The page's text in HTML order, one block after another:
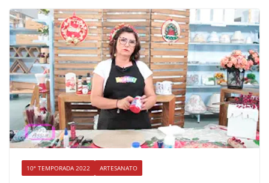
10ª TEMPORADA 2022 ARTESANATO